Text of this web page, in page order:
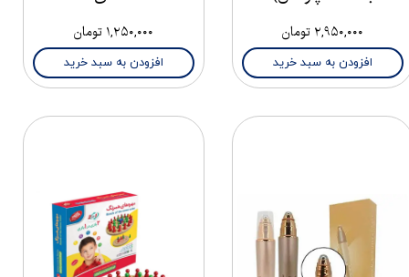
۲,۹۵۰,۰۰۰ تومان
افزودن به سبد خرید
۱,۲۵۰,۰۰۰ تومان
افزودن به سبد خرید